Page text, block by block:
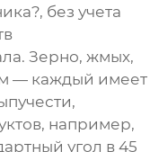
без учета
Зерно, жмых,
— каждый имеет
например,
угол в 45